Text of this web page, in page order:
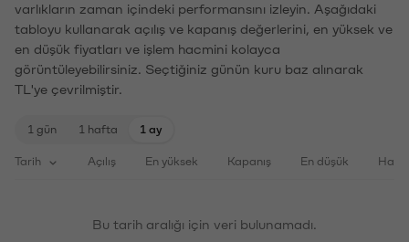
varlıkların zaman içindeki performansını izleyin. Aşağıdaki
tabloyu kullanarak açılış ve kapanış değerlerini, en yüksek ve
en düşük fiyatları ve işlem hacmini kolayca
görüntüleyebilirsiniz. Seçtiğiniz günün kuru baz alınarak
TL'ye çevrilmiştir.
1 gün 1 hafta 1 ay
Tarih Açılış En yüksek Kapanış En düşük
Bu tarih aralığı için veri bulunamadı.